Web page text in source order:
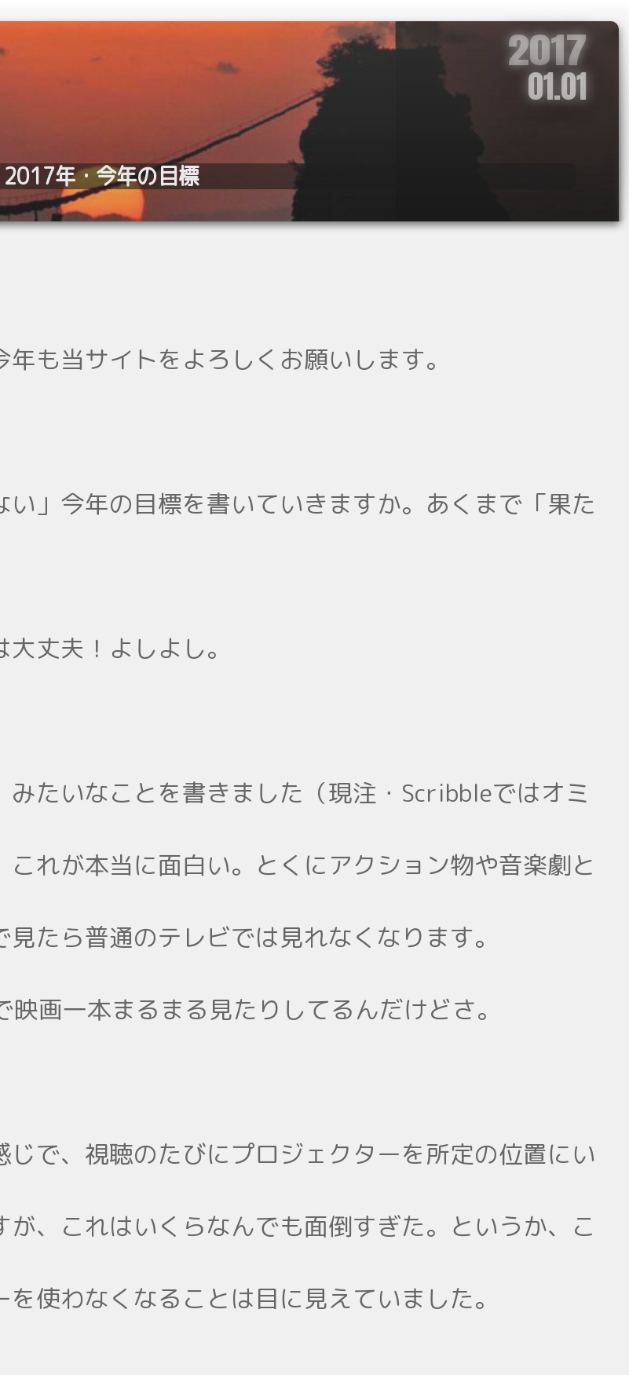
2017
01.01
2017年・今年の目標
も当サイトをよろしくお願いします。
」今年の目標を書いていきますか。あくまで「果た
丈夫！よしよし。
たいなことを書きました（現注・Scribbleではオミ
れが本当に面白い。とくにアクション物や音楽劇と
たら普通のテレビでは見れなくなります。
画一本まるまる見たりしてるんだけどさ。
で、視聴のたびにプロジェクターを所定の位置にい
、これはいくらなんでも面倒すぎた。というか、こ
使わなくなることは目に見えていました。